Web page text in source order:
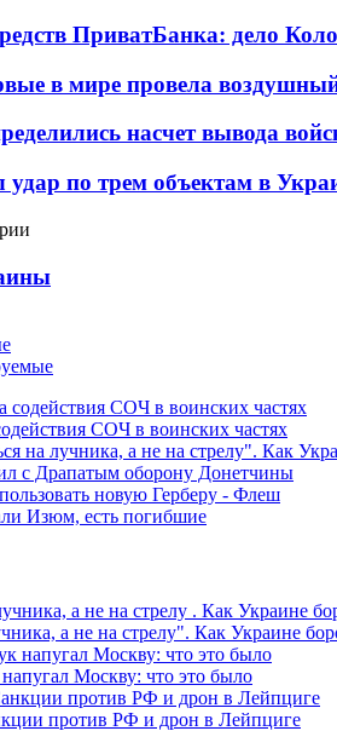
ПриватБанка: дело
в мире провела
насчет вывода
удар по трем объектам в
СОЧ в воинских частях
на лучника, а не на стрелу". Как
с Драпатым оборону Донетчины
новую Герберу - Флеш
Изюм, есть погибшие
а не на стрелу". Как Украине
Москву: что это было
против РФ и дрон в Лейпциге